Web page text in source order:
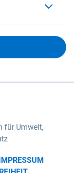
für Umwelt,